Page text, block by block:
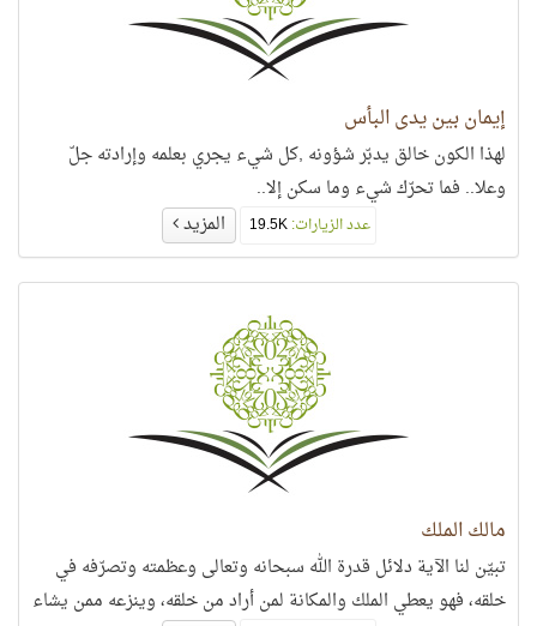
إيمان بين يدي البأس
لهذا الكون خالق يدبّر شؤونه ,كل شيء يجري بعلمه وإرادته جلّ
وعلا.. فما تحرّك شيء وما سكن إلا..
عدد الزيارات:19.5K المزيد
مالك الملك
تبيّن لنا الآية دلائل قدرة الله سبحانه وتعالى وعظمته وتصرّفه في
خلقه، فهو يعطي الملك والمكانة لمن أراد من خلقه، وينزعه ممن يشاء